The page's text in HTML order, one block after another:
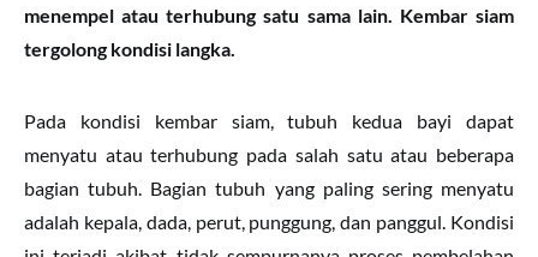
menempel atau terhubung satu sama lain. Kembar siam
tergolong kondisi langka.
Pada kondisi kembar siam, tubuh kedua bayi dapat
menyatu atau terhubung pada salah satu atau beberapa
bagian tubuh. Bagian tubuh yang paling sering menyatu
adalah kepala, dada, perut, punggung, dan panggul. Kondisi